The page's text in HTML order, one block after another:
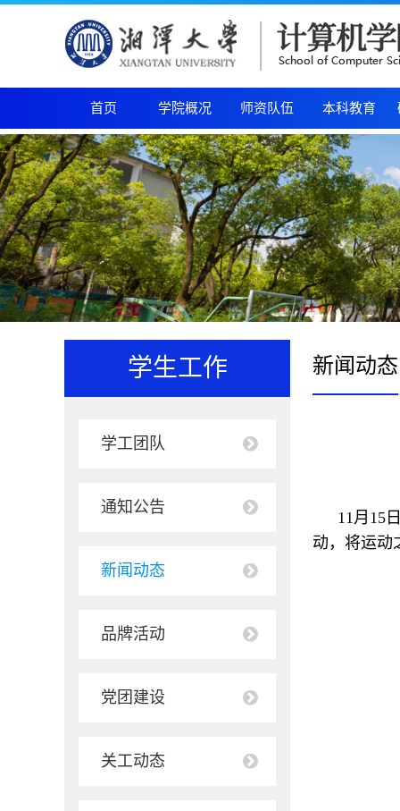
首页 学院概况 师资队伍 本科教育
学生工作
学工团队
通知公告
新闻动态
品牌活动
党团建设
关工动态
新闻动态
11月15
动，将运动